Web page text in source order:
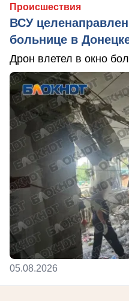
Происшествия
ВСУ
больнице в
Дрон влетел в окно
05.08.2026